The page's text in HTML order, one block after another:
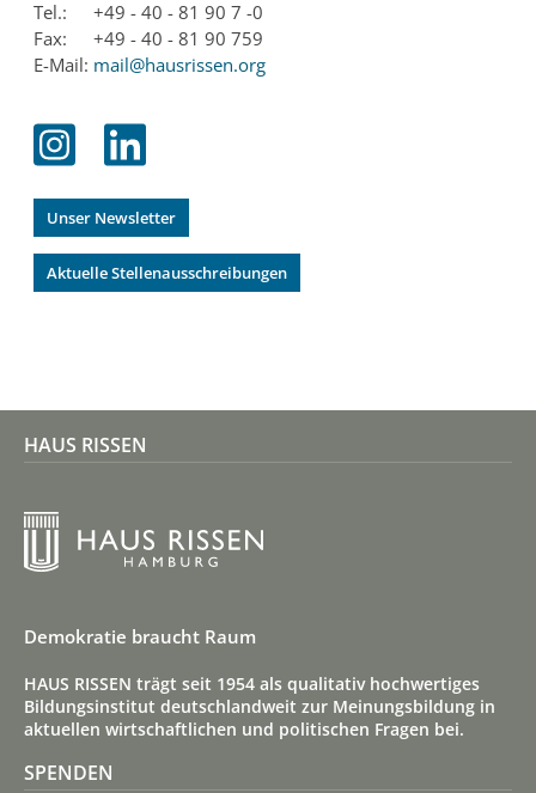
Tel.:
+49 - 40 - 81 90 7 -0
Fax:
+49 - 40 - 81 90 759
E-Mail: mail@hausrissen.org
Unser Newsletter
Aktuelle Stellenausschreibungen
HAUS RISSEN
Demokratie braucht Raum
HAUS RISSEN trägt seit 1954 als qualitativ hoch­wertiges
Bildungs­institut deutsch­land­weit zur Meinungs­bildung in
aktuellen wirt­schaft­lichen und politischen Fragen bei.
SPENDEN